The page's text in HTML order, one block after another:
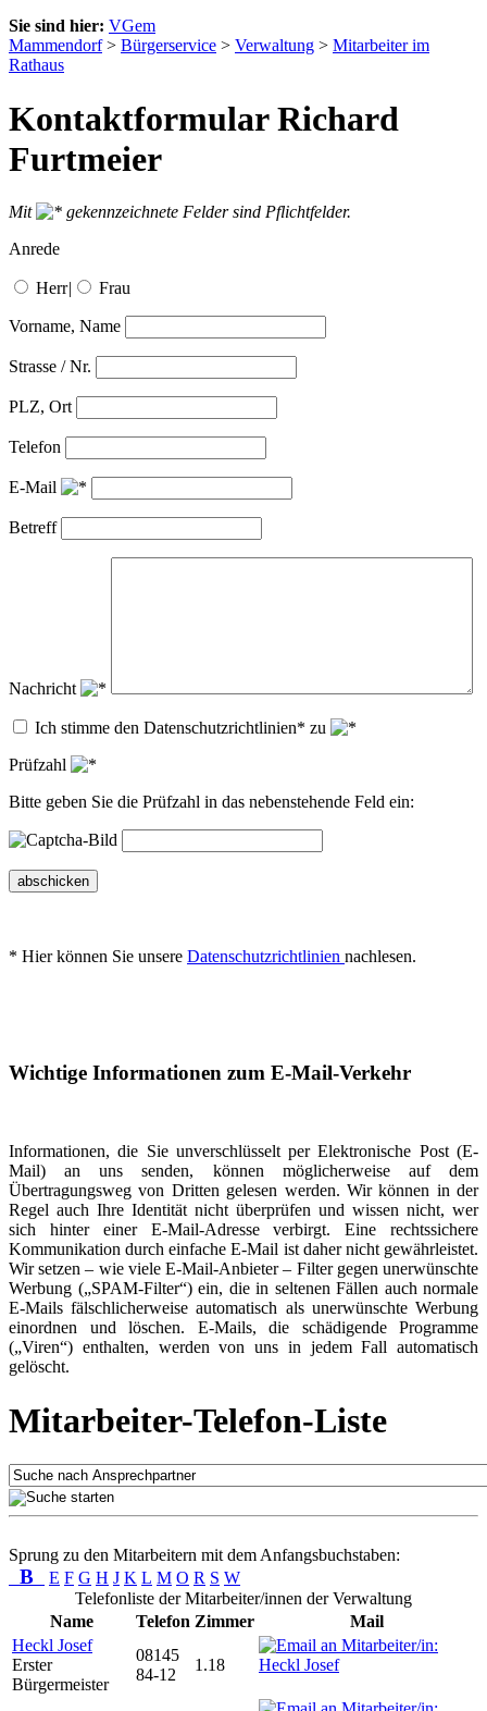
Sie sind hier: VGem
Mammendorf> Bürgerservice > Verwaltung > Mitarbeiter im
Rathaus
Kontaktformular Richard
Furtmeier
Mit
gekennzeichnete Felder sind Pflichtfelder.
Anrede
Herr| Frau
Vorname, Name
Strasse / Nr.
PLZ, Ort
Telefon
E-Mail
Betreff
Nachricht
Ich stimme den Datenschutzrichtlinien* zu
Prüfzahl
Bitte geben Sie die Prüfzahl in das nebenstehende Feld ein:
abschicken
* Hier können Sie unsere Datenschutzrichtlinien nachlesen.
Wichtige Informationen zum E-Mail-Verkehr
Informationen, die Sie unverschlüsselt per Elektronische Post (E-
Mail) an uns senden, können möglicherweise auf dem
Übertragungsweg von Dritten gelesen werden. Wir können in der
Regel auch Ihre Identität nicht überprüfen und wissen nicht, wer
sich hinter einer E-Mail-Adresse verbirgt. Eine rechtssichere
Kommunikation durch einfache E-Mail ist daher nicht gewährleistet.
Wir setzen – wie viele E-Mail-Anbieter – Filter gegen unerwünschte
Werbung („SPAM-Filter“) ein, die in seltenen Fällen auch normale
E-Mails fälschlicherweise automatisch als unerwünschte Werbung
einordnen und löschen. E-Mails, die schädigende Programme
(„Viren“) enthalten, werden von uns in jedem Fall automatisch
gelöscht.
Mitarbeiter-Telefon-Liste
Sprung zu den Mitarbeitern mit dem Anfangsbuchstaben:
B E F G H J K L M O R S W
Telefonliste der Mitarbeiter/innen der Verwaltung
Name
Telefon Zimmer
Mail
Heckl Josef
Erster
Bürgermeister
08145
84-12
1.18